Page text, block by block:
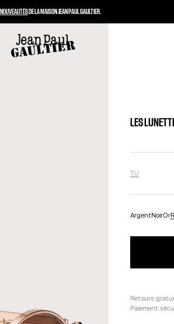
LES
TU
ArgentNoirOr
Retours
Paiement
NOUVEAUTÉSDE LA MAISON JEAN PAUL GAULTIER.